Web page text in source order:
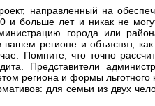
направленный на
и больше лет и никак не
города или
регионе и объяснят, как
Помните, что точно
Представители
региона и формы льготного
для семьи из двух